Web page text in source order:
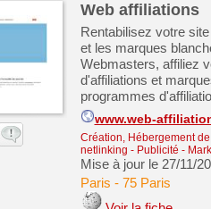
Web affiliations
Rentabilisez votre
et les marques
Webmasters, affiliez
d'affiliations et
programmes
www.web-
Création, Hébergement
netlinking - Publicité -
Mise à jour le 27/11/
Paris - 75 Paris